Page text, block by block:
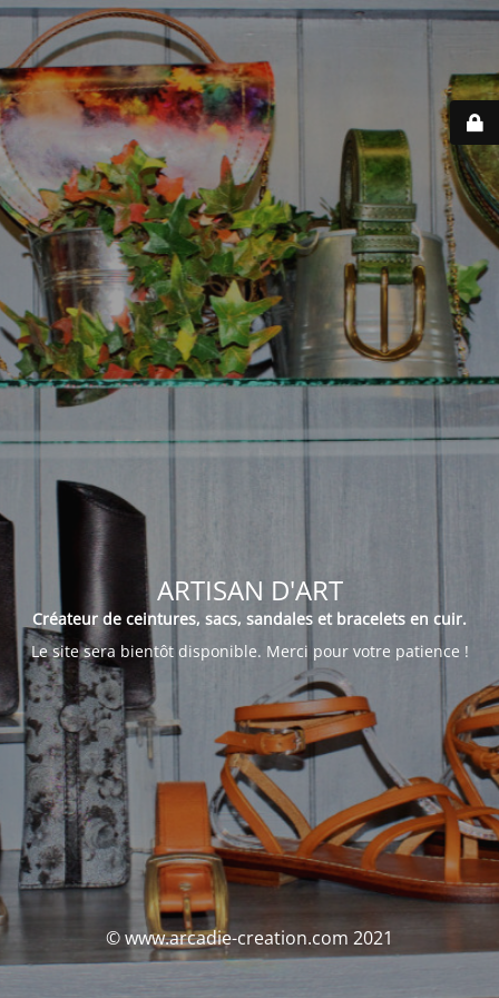
ARTISAN D'ART
Créateur de ceintures, sacs, sandales et bracelets en cuir.
Le site sera bientôt disponible. Merci pour votre patience !
© www.arcadie-creation.com 2021